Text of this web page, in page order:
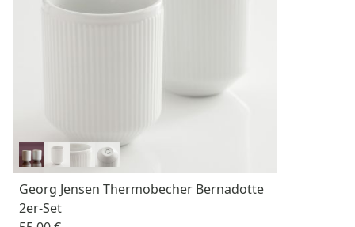
Georg Jensen Thermobecher Bernadotte
2er-Set